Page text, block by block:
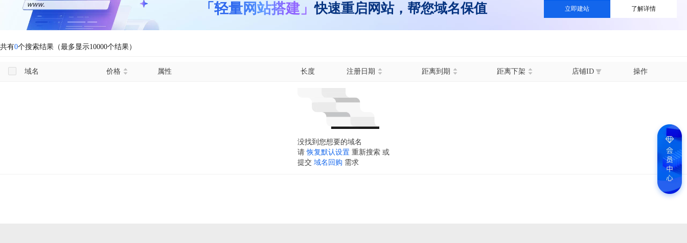
「轻量网站搭建」快速重启网站，帮您域名保值 立即建站 了解详情
共有0个搜索结果（最多显示10000个结果）
域名 价格 属性 长度 注册日期 距离到期 距离下架 店铺ID 操作
没找到您想要的域名
请 恢复默认设置 重新搜索 或
提交 域名回购 需求